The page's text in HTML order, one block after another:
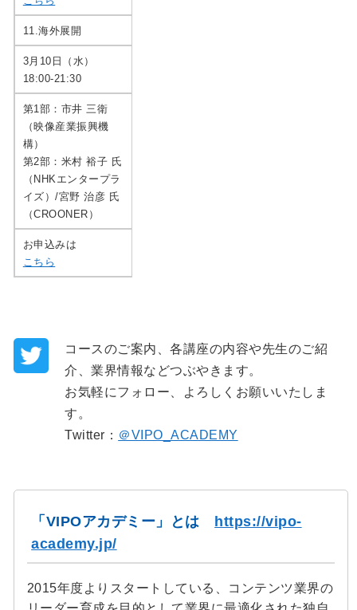
11.海外展開
3月10日（水）
18:00-21:30
第1部：市井 三衛
（映像産業振興機
構）
第2部：米村 裕子 氏
（NHKエンタープラ
イズ）/宮野 治彦 氏
（CROONER）
お申込みは
こちら
コースのご案内、各講座の内容や先生のご紹
介、業界情報などつぶやきます。
お気軽にフォロー、よろしくお願いいたしま
す。
Twitter： ＠VIPO_ACADEMY
「VIPOアカデミー」とは https://vipo-
academy.jp/
2015年度よりスタートしている、コンテンツ業界の